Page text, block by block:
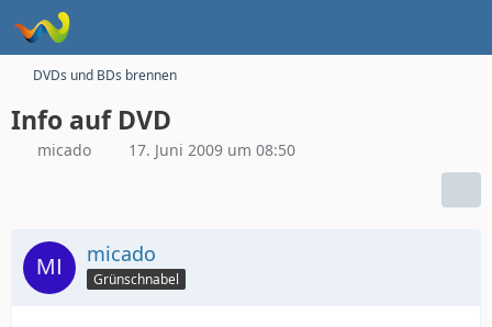
DVDs und BDs brennen
Info auf DVD
micado 17. Juni 2009 um 08:50
micado
Grünschnabel